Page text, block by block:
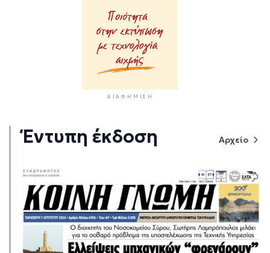
ΔΙΑΦΉΜΙΣΗ
Έντυπη έκδοση Αρχείο